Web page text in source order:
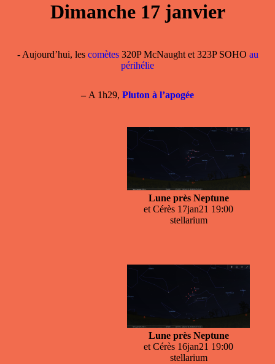
Dimanche 17 janvier
- Aujourd’hui, les comètes320P McNaught et 323P SOHO au
périhélie
–A 1h29, Pluton à l’apogée
Lune près Neptune
et Cérès 17jan21 19:00
stellarium
Lune près Neptune
et Cérès 16jan21 19:00
stellarium